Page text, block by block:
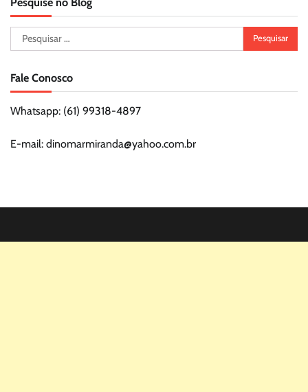
Pesquisar
por:
Fale Conosco
Whatsapp: (61) 99318-4897
E-mail: dinomarmiranda@yahoo.com.br